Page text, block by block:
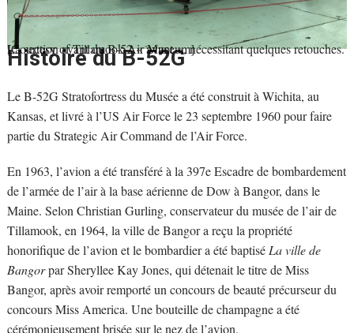
La section avant du B-52 « avant », nécessitant quelques retouches. [Courtesy of Tillamook Air Museum]
Histoire du B-52G
Le B-52G Stratofortress du Musée a été construit à Wichita, au
Kansas, et livré à l’US Air Force le 23 septembre 1960 pour faire
partie du Strategic Air Command de l’Air Force.
En 1963, l’avion a été transféré à la 397e Escadre de bombardement
de l’armée de l’air à la base aérienne de Dow à Bangor, dans le
Maine. Selon Christian Gurling, conservateur du musée de l’air de
Tillamook, en 1964, la ville de Bangor a reçu la propriété
honorifique de l’avion et le bombardier a été baptiséLa ville de
Bangorpar Sheryllee Kay Jones, qui détenait le titre de Miss
Bangor, après avoir remporté un concours de beauté précurseur du
concours Miss America. Une bouteille de champagne a été
cérémonieusement brisée sur le nez de l’avion.